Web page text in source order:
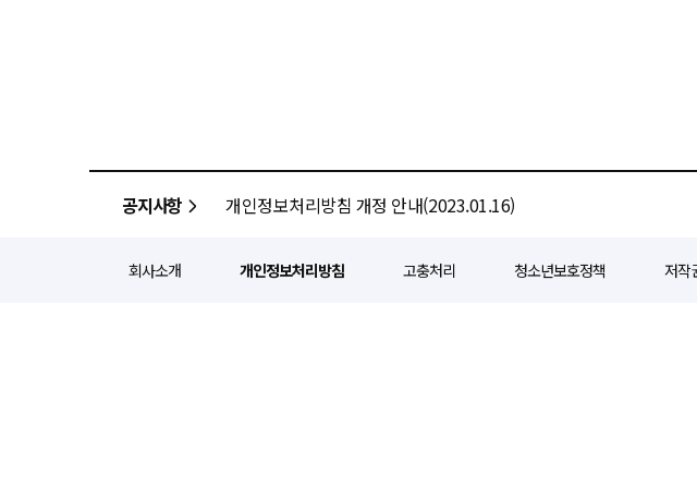
공지사항 개인정보처리방침 개정 안내(2023.01.16)
회사소개 개인정보처리방침 고충처리 청소년보호정책 저작